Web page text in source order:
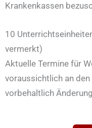
Krankenkassen
10
vermerkt)
Aktuelle Termine für
voraussichtlich an
vorbehaltlich